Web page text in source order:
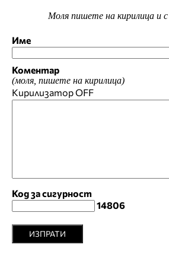
Моля пишете на кирилица и с
Име
Коментар
(моля, пишете на кирилица)
КирилизаторOFF
Код за сигурност
14806
ИЗПРАТИ